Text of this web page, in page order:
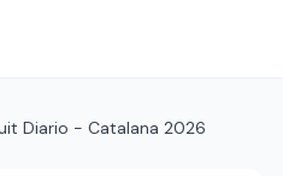
Diario - Catalana 2026